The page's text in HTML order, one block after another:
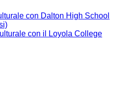
con Dalton High School
con il Loyola College